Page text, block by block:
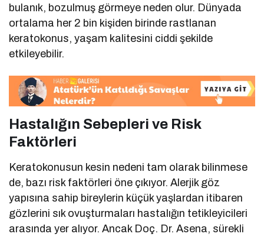
bulanık, bozulmuş görmeye neden olur. Dünyada
ortalama her 2 bin kişiden birinde rastlanan
keratokonus, yaşam kalitesini ciddi şekilde
etkileyebilir.
Hastalığın Sebepleri ve Risk
Faktörleri
Keratokonusun kesin nedeni tam olarak bilinmese
de, bazı risk faktörleri öne çıkıyor. Alerjik göz
yapısına sahip bireylerin küçük yaşlardan itibaren
gözlerini sık ovuşturmaları hastalığın tetikleyicileri
arasında yer alıyor. Ancak Doç. Dr. Asena, sürekli